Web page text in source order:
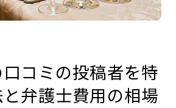
コミの投稿者を特
弁護士費用の相場